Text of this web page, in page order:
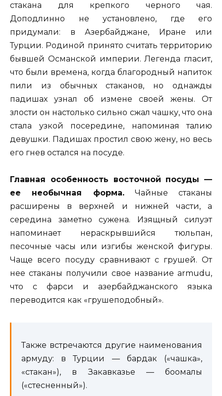
стакана для крепкого черного чая.
Доподлинно не установлено, где его
придумали: в Азербайджане, Иране или
Турции. Родиной принято считать территорию
бывшей Османской империи. Легенда гласит,
что были времена, когда благородный напиток
пили из обычных стаканов, но однажды
падишах узнал об измене своей жены. От
злости он настолько сильно сжал чашку, что она
стала узкой посередине, напоминая талию
девушки. Падишах простил свою жену, но весь
его гнев остался на посуде.
Главная особенность восточной посуды —
ее необычная форма.Чайные стаканы
расширены в верхней и нижней части, а
середина заметно сужена. Изящный силуэт
напоминает нераскрывшийся тюльпан,
песочные часы или изгибы женской фигуры.
Чаще всего посуду сравнивают с грушей. От
нее стаканы получили свое название armudu,
что с фарси и азербайджанского языка
переводится как «грушеподобный».
Также встречаются другие наименования
армуду: в Турции — бардак («чашка»,
«стакан»), в Закавказье — боомалы
(«стесненный»).